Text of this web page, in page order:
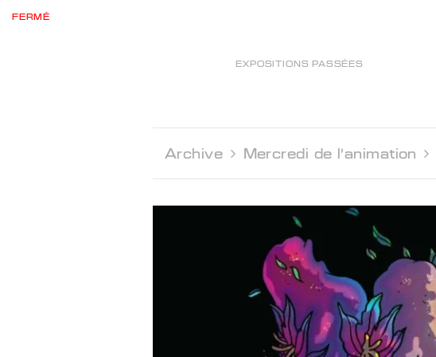
FERMÉ
EXPOSITIONS PASSÉES
Archive  Mercredi de l'animation 